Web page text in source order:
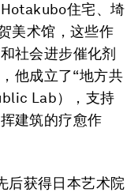
住宅、埼
美术馆，这些作
社会进步催化剂
他成立了“地方共
Lab），支持
建筑的疗愈作
后获得日本艺术院